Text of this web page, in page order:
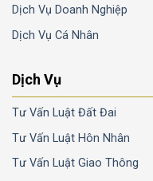
Dịch Vụ Doanh Nghiệp
Dịch Vụ Cá Nhân
Dịch Vụ
Tư Vấn Luật Đất Đai
Tư Vấn Luật Hôn Nhân
Tư Vấn Luật Giao Thông